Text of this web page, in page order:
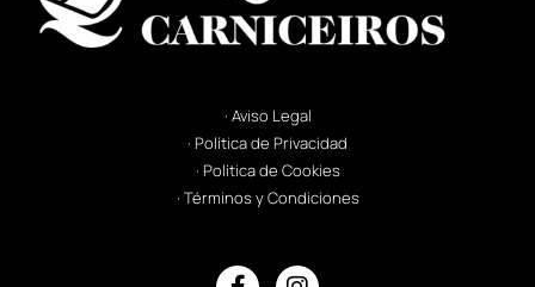
· Aviso Legal
· Política de Privacidad
· Política de Cookies
· Términos y Condiciones